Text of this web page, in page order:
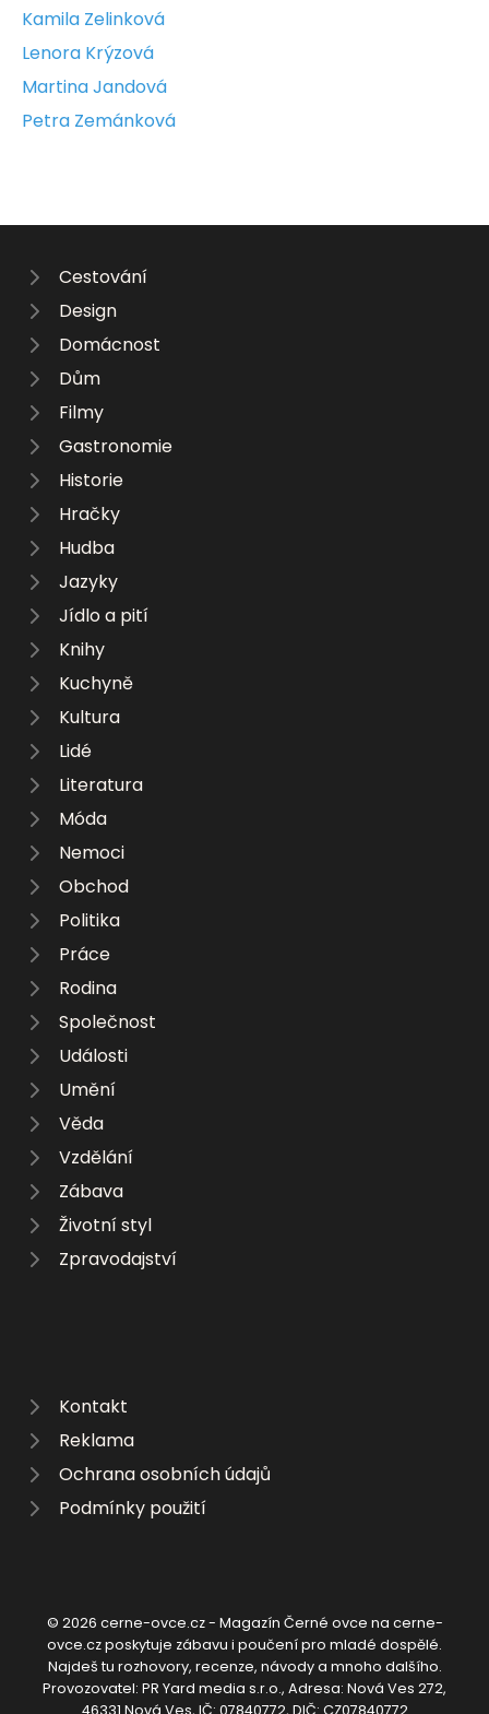
Kamila Zelinková
Lenora Krýzová
Martina Jandová
Petra Zemánková
Cestování
Design
Domácnost
Dům
Filmy
Gastronomie
Historie
Hračky
Hudba
Jazyky
Jídlo a pití
Knihy
Kuchyně
Kultura
Lidé
Literatura
Móda
Nemoci
Obchod
Politika
Práce
Rodina
Společnost
Události
Umění
Věda
Vzdělání
Zábava
Životní styl
Zpravodajství
Kontakt
Reklama
Ochrana osobních údajů
Podmínky použití
© 2026 cerne-ovce.cz - Magazín Černé ovce na cerne-
ovce.cz poskytuje zábavu i poučení pro mladé dospělé.
Najdeš tu rozhovory, recenze, návody a mnoho dalšího.
Provozovatel: PR Yard media s.r.o., Adresa: Nová Ves 272,